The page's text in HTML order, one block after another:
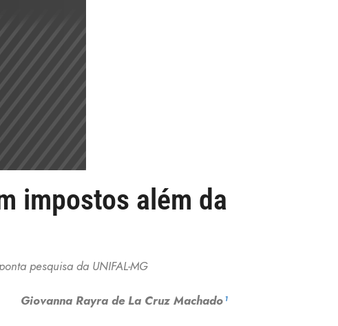
impostos além da
pesquisa da UNIFAL-MG
Giovanna Rayra de La Cruz Machado¹